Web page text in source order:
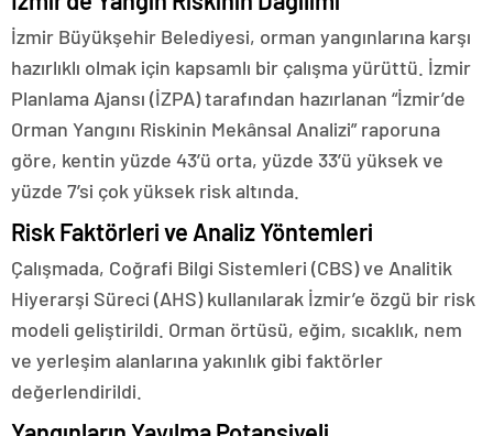
İzmir Büyükşehir Belediyesi, orman yangınlarına karşı
hazırlıklı olmak için kapsamlı bir çalışma yürüttü. İzmir
Planlama Ajansı (İZPA) tarafından hazırlanan “İzmir’de
Orman Yangını Riskinin Mekânsal Analizi” raporuna
göre, kentin yüzde 43’ü orta, yüzde 33’ü yüksek ve
yüzde 7’si çok yüksek risk altında.
Risk Faktörleri ve Analiz Yöntemleri
Çalışmada, Coğrafi Bilgi Sistemleri (CBS) ve Analitik
Hiyerarşi Süreci (AHS) kullanılarak İzmir’e özgü bir risk
modeli geliştirildi. Orman örtüsü, eğim, sıcaklık, nem
ve yerleşim alanlarına yakınlık gibi faktörler
değerlendirildi.